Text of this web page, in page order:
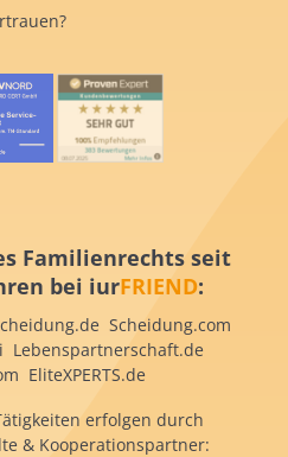
Familienrechts seit
bei iurFRIEND:
Scheidung.com
Lebenspartnerschaft.de
EliteXPERTS.de
erfolgen durch
& Kooperationspartner: